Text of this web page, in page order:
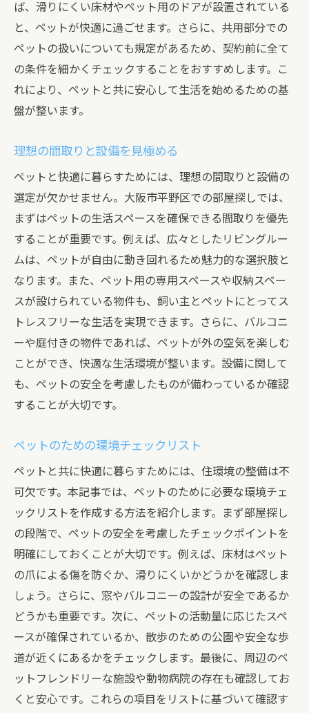
ば、滑りにくい床材やペット用のドアが設置されている
と、ペットが快適に過ごせます。さらに、共用部分での
ペットの扱いについても規定があるため、契約前に全て
の条件を細かくチェックすることをおすすめします。こ
れにより、ペットと共に安心して生活を始めるための基
盤が整います。
理想の間取りと設備を見極める
ペットと快適に暮らすためには、理想の間取りと設備の
選定が欠かせません。大阪市平野区での部屋探しでは、
まずはペットの生活スペースを確保できる間取りを優先
することが重要です。例えば、広々としたリビングルー
ムは、ペットが自由に動き回れるため魅力的な選択肢と
なります。また、ペット用の専用スペースや収納スペー
スが設けられている物件も、飼い主とペットにとってス
トレスフリーな生活を実現できます。さらに、バルコニ
ーや庭付きの物件であれば、ペットが外の空気を楽しむ
ことができ、快適な生活環境が整います。設備に関して
も、ペットの安全を考慮したものが備わっているか確認
することが大切です。
ペットのための環境チェックリスト
ペットと共に快適に暮らすためには、住環境の整備は不
可欠です。本記事では、ペットのために必要な環境チェ
ックリストを作成する方法を紹介します。まず部屋探し
の段階で、ペットの安全を考慮したチェックポイントを
明確にしておくことが大切です。例えば、床材はペット
の爪による傷を防ぐか、滑りにくいかどうかを確認しま
しょう。さらに、窓やバルコニーの設計が安全であるか
どうかも重要です。次に、ペットの活動量に応じたスペ
ースが確保されているか、散歩のための公園や安全な歩
道が近くにあるかをチェックします。最後に、周辺のペ
ットフレンドリーな施設や動物病院の存在も確認してお
くと安心です。これらの項目をリストに基づいて確認す